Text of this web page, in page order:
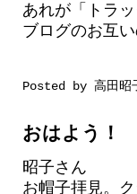
あれが「トラ
ブログのお互
Posted by 高田
おはよう！
昭子さん
お帽子拝見。